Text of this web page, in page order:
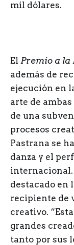
mil dólares.
El Premio a la
además de
ejecución en
arte de
de una
procesos
Pastrana se
danza y el
internacional.
destacado en
recipiente de
creativo.
grandes
tanto por sus